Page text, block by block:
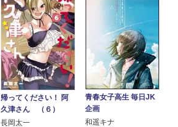
帰ってください！ 阿
久津さん （６）
長岡太一
青春女子高生 毎日JK
企画
和遥キナ